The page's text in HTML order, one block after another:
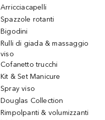
Arricciacapelli
Spazzole rotanti
Bigodini
Rulli di giada & massaggio
viso
Cofanetto trucchi
Kit & Set Manicure
Spray viso
Douglas Collection
Rimpolpanti & volumizzanti